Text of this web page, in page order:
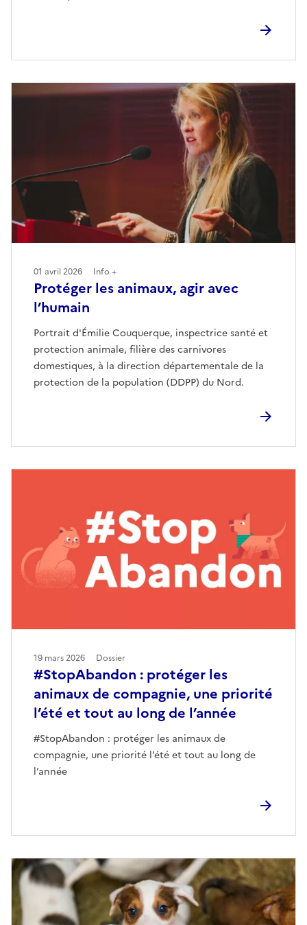
Protéger les animaux, agir avec
l’humain
Portrait d'Émilie Couquerque, inspectrice santé et
protection animale, filière des carnivores
domestiques, à la direction départementale de la
protection de la population (DDPP) du Nord.
01 avril 2026 Info +
#StopAbandon : protéger les
animaux de compagnie, une priorité
l’été et tout au long de l’année
#StopAbandon : protéger les animaux de
compagnie, une priorité l’été et tout au long de
l’année
19 mars 2026 Dossier